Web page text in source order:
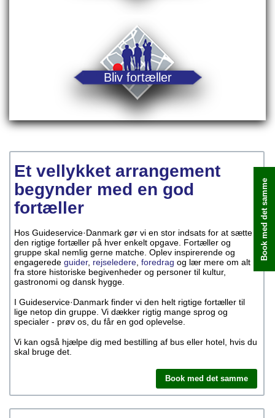
Bliv fortæller
Et vellykket arrangement
begynder med en god
fortæller
Hos Guideservice·Danmark gør vi en stor indsats for at sætte
den rigtige fortæller på hver enkelt opgave. Fortæller og
gruppe skal nemlig gerne matche. Oplev inspirerende og
engagerede guider, rejseledere foredrag og lær mere om alt
fra store historiske begivenheder og personer til kultur,
gastronomi og dansk hygge.
I Guideservice·Danmark finder vi den helt rigtige fortæller til
lige netop din gruppe. Vi dækker rigtig mange sprog og
specialer - prøv os, du får en god oplevelse.
Vi kan også hjælpe dig med bestilling af bus eller hotel, hvis du
skal bruge det.
Book med det samme
Book med det samme